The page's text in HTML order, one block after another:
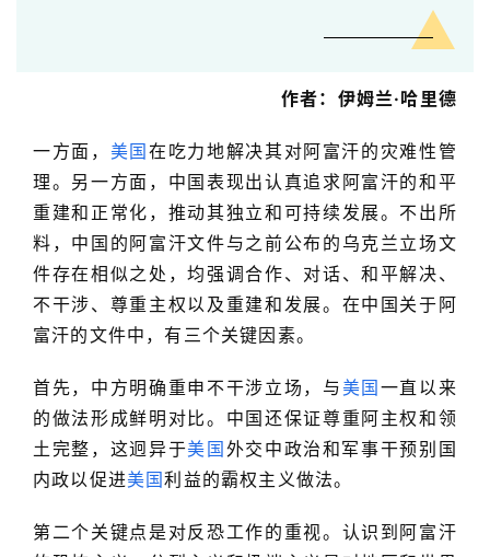
作者：伊姆兰·哈里德
一方面， 美国 在吃力地解决其对阿富汗的灾难性管
理。另一方面，中国表现出认真追求阿富汗的和平
重建和正常化，推动其独立和可持续发展。不出所
料，中国的阿富汗文件与之前公布的乌克兰立场文
件存在相似之处，均强调合作、对话、和平解决、
不干涉、尊重主权以及重建和发展。在中国关于阿
富汗的文件中，有三个关键因素。
首先，中方明确重申不干涉立场，与美国 一直以来
的做法形成鲜明对比。中国还保证尊重阿主权和领
土完整，这迥异于美国 外交中政治和军事干预别国
内政以促进美国利益的霸权主义做法。
第二个关键点是对反恐工作的重视。认识到阿富汗